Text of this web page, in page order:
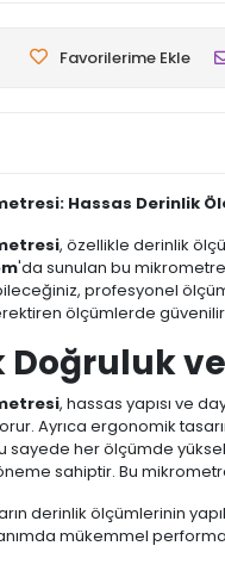
Favorilerime Ekle
Hassas Derinlik
, özellikle derinlik
'da sunulan bu
profesyonel
ölçümlerde
ve
, hassas yapısı ve
Ayrıca ergonomik
sayede her ölçümde
sahiptir. Bu
derinlik ölçümlerinin
mükemmel